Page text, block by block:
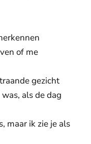
of me
gezicht
als de dag
maar ik zie je als